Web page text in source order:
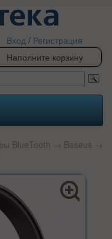
Вход / Регистрация
Наполните корзину
BlueTooth → Baseus →